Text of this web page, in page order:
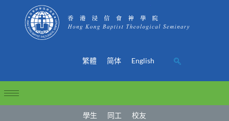
繁體 简体 English
學生 同工 校友